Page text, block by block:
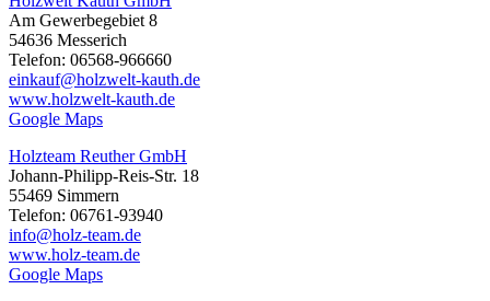
Am Gewerbegebiet 8
54636 Messerich
Telefon: 06568-966660
einkauf@holzwelt-kauth.de
www.holzwelt-kauth.de
Google Maps
Holzteam Reuther GmbH
Johann-Philipp-Reis-Str. 18
55469 Simmern
Telefon: 06761-93940
info@holz-team.de
www.holz-team.de
Google Maps